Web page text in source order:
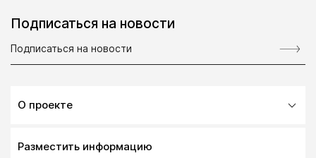
Подписаться на новости
О проекте
Разместить информацию